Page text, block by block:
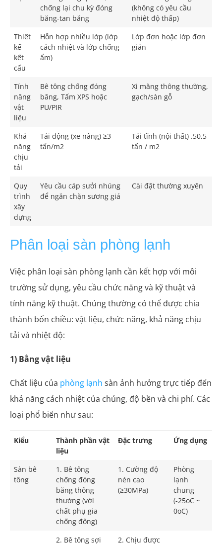
chống lại chu kỳ đóng
băng-tan băng
(không có yêu cầu
nhiệt độ thấp)
Thiết
kế
kết
cấu
Hỗn hợp nhiều lớp (lớp
cách nhiệt và lớp chống
ẩm)
Lớp đơn hoặc lớp đơn
giản
Tính
năng
vật
liệu
Bê tông chống đóng
băng, Tấm XPS hoặc
PU/PIR
Xi măng thông thường,
gạch/sàn gỗ
Khả
năng
chịu
tải
Tải động (xe nâng) ≥3
tấn/m2
Tải tĩnh (nội thất) .50,5
tấn / m2
Quy
trình
xây
dựng
Yêu cầu cáp sưởi nhúng
để ngăn chặn sương giá
Cài đặt thường xuyên
Phân loại sàn phòng lạnh
Việc phân loại sàn phòng lạnh cần kết hợp với môi
trường sử dụng, yêu cầu chức năng và kỹ thuật và
tính năng kỹ thuật. Chúng thường có thể được chia
thành bốn chiều: vật liệu, chức năng, khả năng chịu
tải và nhiệt độ:
1) Bằng vật liệu
Chất liệu của phòng lạnh sàn ảnh hưởng trực tiếp đến
khả năng cách nhiệt của chúng, độ bền và chi phí. Các
loại phổ biến như sau:
Kiểu
Thành phần vật
liệu
Đặc trưng Ứng dụng
Sàn bê
tông
1. Bê tông
chống đóng
băng thông
thường (với
chất phụ gia
chống đông)
1. Cường độ
nén cao
(≥30MPa)
Phòng
lạnh
chung
(-25oC ~
0oC)
2. Bê tông sợi
2. Chịu được